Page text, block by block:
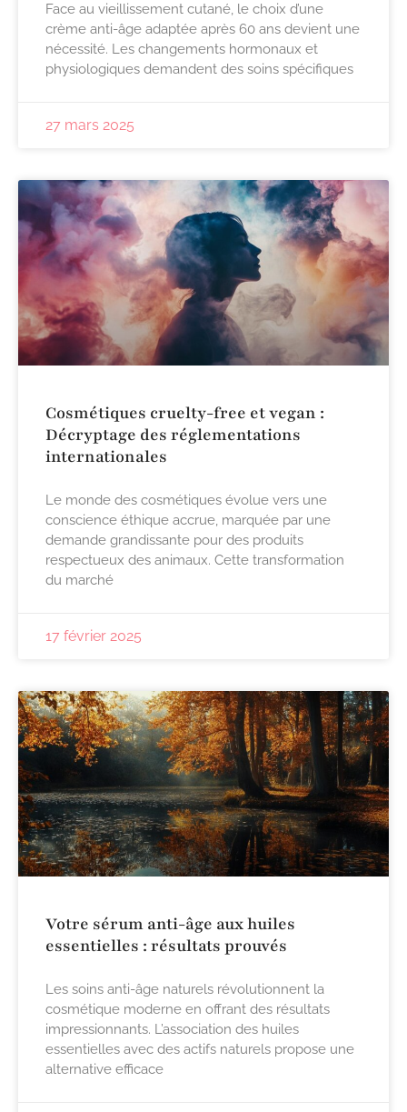
Face au vieillissement cutané, le choix d’une
crème anti-âge adaptée après 60 ans devient une
nécessité. Les changements hormonaux et
physiologiques demandent des soins spécifiques
27 mars 2025
Cosmétiques cruelty-free et vegan :
Décryptage des réglementations
internationales
Le monde des cosmétiques évolue vers une
conscience éthique accrue, marquée par une
demande grandissante pour des produits
respectueux des animaux. Cette transformation
du marché
17 février 2025
Votre sérum anti-âge aux huiles
essentielles : résultats prouvés
Les soins anti-âge naturels révolutionnent la
cosmétique moderne en offrant des résultats
impressionnants. L’association des huiles
essentielles avec des actifs naturels propose une
alternative efficace